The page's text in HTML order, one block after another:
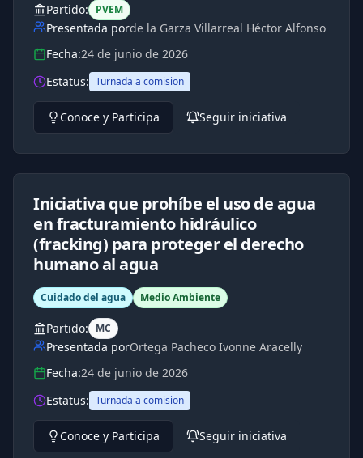
Partido: PVEM
Presentada porde la Garza Villarreal Héctor Alfonso
Fecha:24 de junio de 2026
Estatus: Turnada a comision
Conoce y Participa Seguir iniciativa
Iniciativa que prohíbe el uso de agua
en fracturamiento hidráulico
(fracking) para proteger el derecho
humano al agua
Cuidado del agua Medio Ambiente
Partido: MC
Presentada porOrtega Pacheco Ivonne Aracelly
Fecha:24 de junio de 2026
Estatus: Turnada a comision
Conoce y Participa Seguir iniciativa